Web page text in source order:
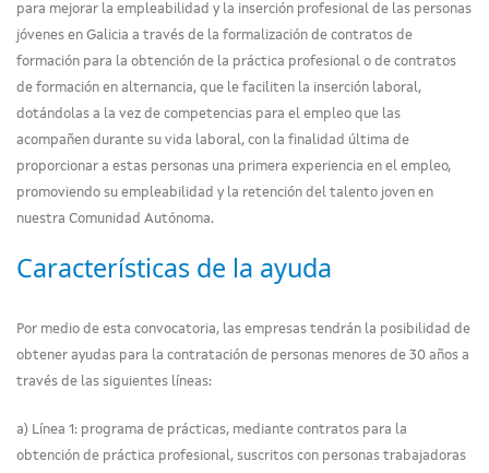
para mejorar la empleabilidad y la inserción profesional de las personas
jóvenes en Galicia a través de la formalización de contratos de
formación para la obtención de la práctica profesional o de contratos
de formación en alternancia, que le faciliten la inserción laboral,
dotándolas a la vez de competencias para el empleo que las
acompañen durante su vida laboral, con la finalidad última de
proporcionar a estas personas una primera experiencia en el empleo,
promoviendo su empleabilidad y la retención del talento joven en
nuestra Comunidad Autónoma.
Características de la ayuda
Por medio de esta convocatoria, las empresas tendrán la posibilidad de
obtener ayudas para la contratación de personas menores de 30 años a
través de las siguientes líneas:
a) Línea 1: programa de prácticas, mediante contratos para la
obtención de práctica profesional, suscritos con personas trabajadoras